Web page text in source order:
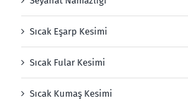
Sıcak Eşarp Kesimi
Sıcak Fular Kesimi
Sıcak Kumaş Kesimi